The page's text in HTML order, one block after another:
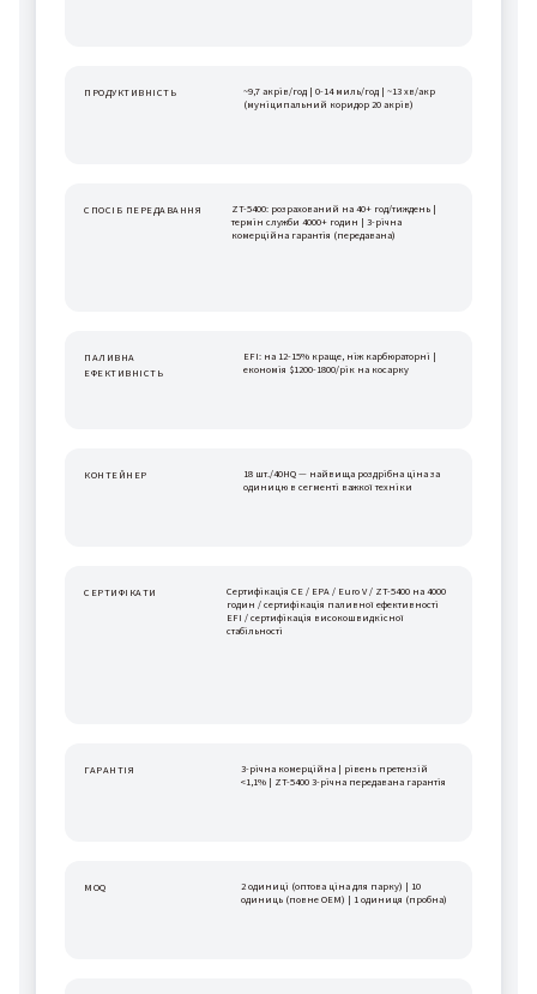
ПРОДУКТИВНІСТЬ
~9,7 акрів/год | 0-14 миль/год | ~13 хв/акр
(муніципальний коридор 20 акрів)
СПОСІБ ПЕРЕДАВАННЯ
ZT-5400: розрахований на 40+ год/тиждень |
термін служби 4000+ годин | 3-річна
комерційна гарантія (передавана)
ПАЛИВНА
ЕФЕКТИВНІСТЬ
EFI: на 12-15% краще, ніж карбюраторні |
економія $1200-1800/рік на косарку
КОНТЕЙНЕР
18 шт./40HQ — найвища роздрібна ціна за
одиницю в сегменті важкої техніки
СЕРТИФІКАТИ
Сертифікація CE / EPA / Euro V / ZT-5400 на 4000
годин / сертифікація паливної ефективності
EFI / сертифікація високошвидкісної
стабільності
ГАРАНТІЯ
3-річна комерційна | рівень претензій
<1,1% | ZT-5400 3-річна передавана гарантія
MOQ
2 одиниці (оптова ціна для парку) | 10
одиниць (повне OEM) | 1 одиниця (пробна)